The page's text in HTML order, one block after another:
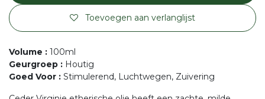
Toevoegen aan verlanglijst
Volume : 100ml
Geurgroep : Houtig
Goed Voor : Stimulerend, Luchtwegen, Zuivering